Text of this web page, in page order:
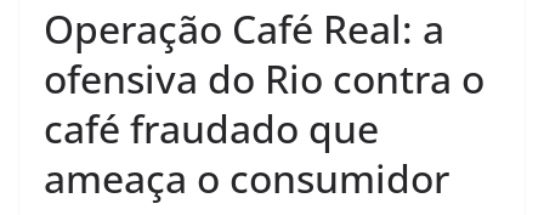
Operação Café Real: a
ofensiva do Rio contra o
café fraudado que
ameaça o consumidor